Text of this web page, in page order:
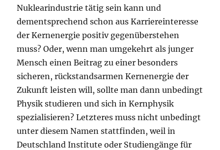
Nuklearindustrie tätig sein kann und
dementsprechend schon aus Karriereinteresse
der Kernenergie positiv gegenüberstehen
muss? Oder, wenn man umgekehrt als junger
Mensch einen Beitrag zu einer besonders
sicheren, rückstandsarmen Kernenergie der
Zukunft leisten will, sollte man dann unbedingt
Physik studieren und sich in Kernphysik
spezialisieren? Letzteres muss nicht unbedingt
unter diesem Namen stattfinden, weil in
Deutschland Institute oder Studiengänge für